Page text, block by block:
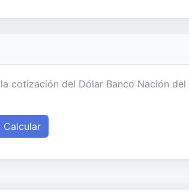
cotización del Dólar Banco Nación del
Calcular